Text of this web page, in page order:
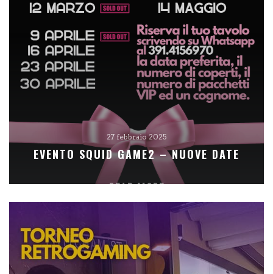
27 febbraio 2025
EVENTO SQUID GAME2 – NUOVE DATE
READ MORE